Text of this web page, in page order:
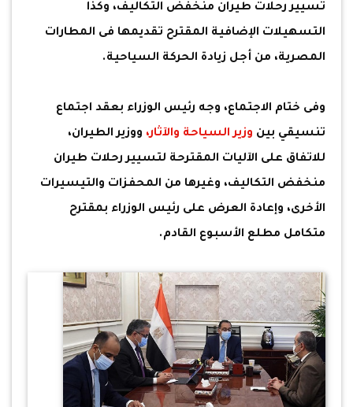
تسيير رحلات طيران منخفض التكاليف، وكذا
التسهيلات الإضافية المقترح تقديمها فى المطارات
المصرية، من أجل زيادة الحركة السياحية.
وفى ختام الاجتماع، وجه رئيس الوزراء بعقد اجتماع
تنسيقي بين وزير السياحة والآثار، ووزير الطيران،
للاتفاق على الآليات المقترحة لتسيير رحلات طيران
منخفض التكاليف، وغيرها من المحفزات والتيسيرات
الأخرى، وإعادة العرض على رئيس الوزراء بمقترح
متكامل مطلع الأسبوع القادم.